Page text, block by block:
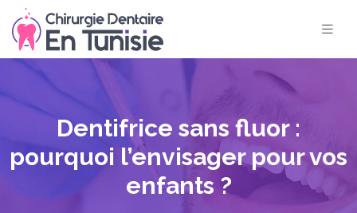
Dentifrice sans fluor :
pourquoi l’envisager pour vos
enfants ?